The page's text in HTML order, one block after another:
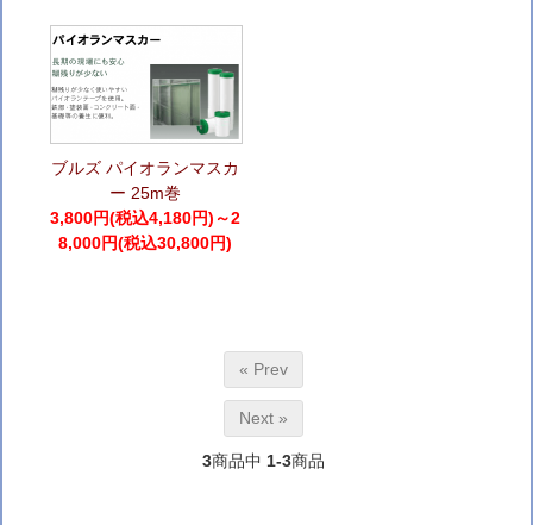
ブルズ パイオランマスカ
ー 25m巻
3,800円(税込4,180円)～2
8,000円(税込30,800円)
« Prev
Next »
3商品中 1-3商品